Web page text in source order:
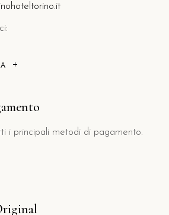
i principali metodi di pagamento.